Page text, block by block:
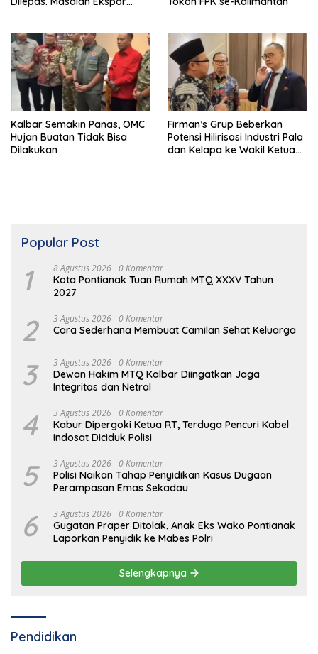
Kalbar Semakin Panas, OMC
Hujan Buatan Tidak Bisa
Dilakukan
Firman’s Grup Beberkan
Potensi Hilirisasi Industri Pala
dan Kelapa ke Wakil Ketua
Popular Post
1 8 Agustus 2026 0 Komentar
Kota Pontianak Tuan Rumah MTQ XXXV Tahun
2027
2 3 Agustus 2026 0 Komentar
Cara Sederhana Membuat Camilan Sehat Keluarga
3 3 Agustus 2026 0 Komentar
Dewan Hakim MTQ Kalbar Diingatkan Jaga
Integritas dan Netral
4 3 Agustus 2026 0 Komentar
Kabur Dipergoki Ketua RT, Terduga Pencuri Kabel
Indosat Diciduk Polisi
5 3 Agustus 2026 0 Komentar
Polisi Naikan Tahap Penyidikan Kasus Dugaan
Perampasan Emas Sekadau
6 3 Agustus 2026 0 Komentar
Gugatan Praper Ditolak, Anak Eks Wako Pontianak
Laporkan Penyidik ke Mabes Polri
Selengkapnya
Pendidikan